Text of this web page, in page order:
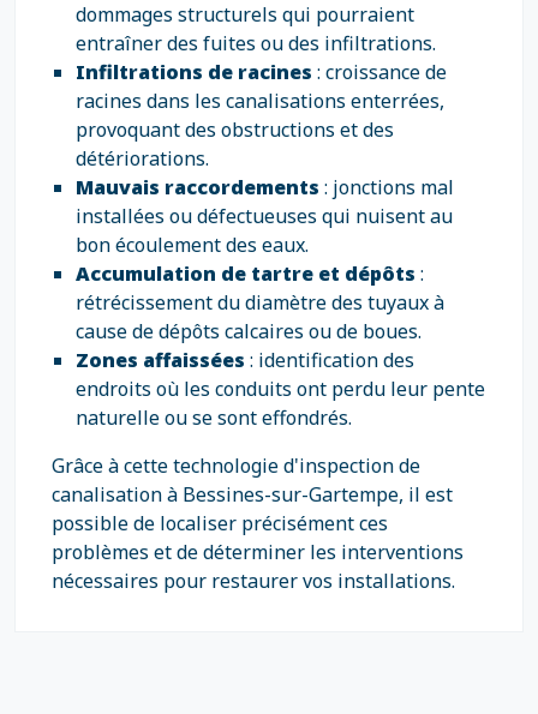
dommages structurels qui pourraient
entraîner des fuites ou des infiltrations.
Infiltrations de racines : croissance de
racines dans les canalisations enterrées,
provoquant des obstructions et des
détériorations.
Mauvais raccordements : jonctions mal
installées ou défectueuses qui nuisent au
bon écoulement des eaux.
Accumulation de tartre et dépôts :
rétrécissement du diamètre des tuyaux à
cause de dépôts calcaires ou de boues.
Zones affaissées : identification des
endroits où les conduits ont perdu leur pente
naturelle ou se sont effondrés.
Grâce à cette technologie d'inspection de
canalisation à Bessines-sur-Gartempe, il est
possible de localiser précisément ces
problèmes et de déterminer les interventions
nécessaires pour restaurer vos installations.